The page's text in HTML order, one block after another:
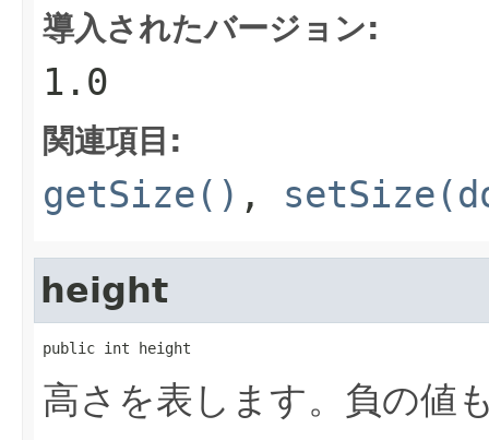
導入されたバージョン:
1.0
関連項目:
getSize() ,
height
public int height
高さを表します。負の値